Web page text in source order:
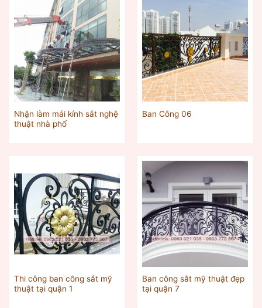
Nhận làm mái kính sắt nghệ
thuật nhà phố
Ban Công 06
Thi công ban công sắt mỹ
thuật tại quận 1
Ban công sắt mỹ thuật đẹp
tại quận 7